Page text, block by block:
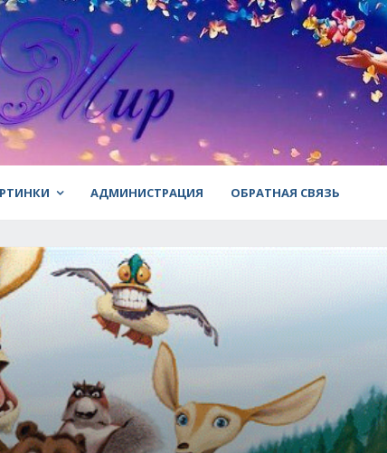
АДМИНИСТРАЦИЯ ОБРАТНАЯ СВЯЗЬ